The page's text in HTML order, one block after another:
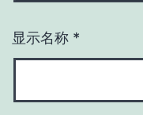
显示名称 *